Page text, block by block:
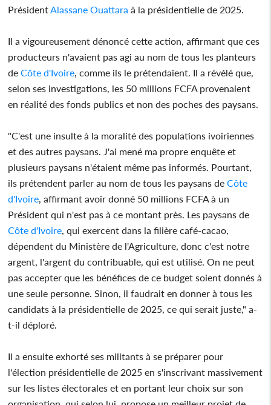
Président Alassane Ouattara à la présidentielle de 2025.
Il a vigoureusement dénoncé cette action, affirmant que ces
producteurs n'avaient pas agi au nom de tous les planteurs
deCôte d'Ivoire , comme ils le prétendaient. Il a révélé que,
selon ses investigations, les 50 millions FCFA provenaient
en réalité des fonds publics et non des poches des paysans.
"C'est une insulte à la moralité des populations ivoiriennes
et des autres paysans. J'ai mené ma propre enquête et
plusieurs paysans n'étaient même pas informés. Pourtant,
ils prétendent parler au nom de tous les paysans deCôte
d'Ivoire , affirmant avoir donné 50 millions FCFA à un
Président qui n'est pas à ce montant près. Les paysans de
Côte d'Ivoire , qui exercent dans la filière café-cacao,
dépendent du Ministère de l'Agriculture, donc c'est notre
argent, l'argent du contribuable, qui est utilisé. On ne peut
pas accepter que les bénéfices de ce budget soient donnés à
une seule personne. Sinon, il faudrait en donner à tous les
candidats à la présidentielle de 2025, ce qui serait juste," a-
t-il déploré.
Il a ensuite exhorté ses militants à se préparer pour
l'élection présidentielle de 2025 en s'inscrivant massivement
sur les listes électorales et en portant leur choix sur son